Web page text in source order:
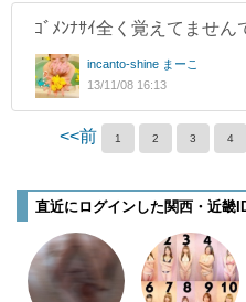
ｺﾞﾒﾝﾅｻｲ全く覚えてません
incanto-shine まーこ
13/11/08 16:13
<<前 1 2 3 4
直近にログインした関西・近畿